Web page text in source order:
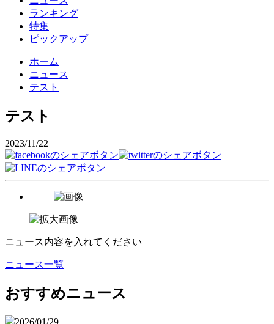
ランキング
特集
ピックアップ
ホーム
ニュース
テスト
テスト
2023/11/22
ニュース内容を入れてください
ニュース一覧
おすすめニュース
2026/01/29